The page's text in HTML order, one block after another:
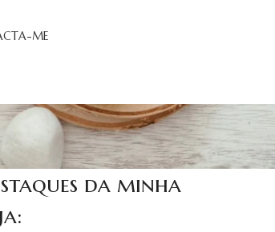
ME
da minha